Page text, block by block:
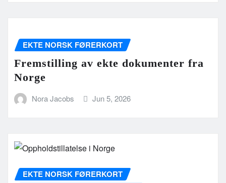
EKTE NORSK FØRERKORT
Fremstilling av ekte dokumenter fra
Norge
Nora Jacobs Jun 5, 2026
EKTE NORSK FØRERKORT